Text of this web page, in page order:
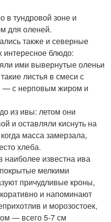
в тундровой зоне и
для оленей.
также и северные
интересное блюдо:
ими вывернутые оленьи
листья в смеси с
— с нерповым жиром и
из ивы: летом они
и оставляли киснуть на
масса замерзала,
хлеба.
наиболее известна ива
мелкими
причудливые кроны,
и напоминают
и морозостоек,
— всего 5-7 см